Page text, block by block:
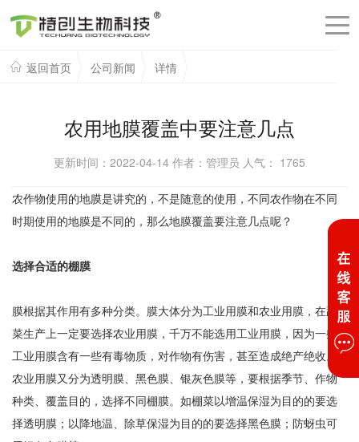
返回首页 公司新闻 详情
农用地膜覆盖中要注意几点
更新时间：2022-04-14 作者：管理员 人气： 1765
农作物使用的地膜是讲究的，不是随意的使用，不同农作物在不同
时期使用的地膜是不同的，那么地膜覆盖要注意几点呢？
选择合适的棚膜
膜根据其作用有多种分类。膜大体分为工业用膜和农业用膜，在蔬
菜生产上一定要选择农业用膜，千万不能选用工业用膜，因为一些
工业用膜含有一些有毒物质，对作物有伤害，甚至造成绝产绝收。
农业用膜又分为透明膜、黑色膜、银灰色膜等，要根据季节、作物
种类、覆盖目的，选择不同棚膜。如棚菜以增温保湿为目的的要选
择透明膜；以降地温、除草保湿为目的的要选择黑色膜；防蚜虫可